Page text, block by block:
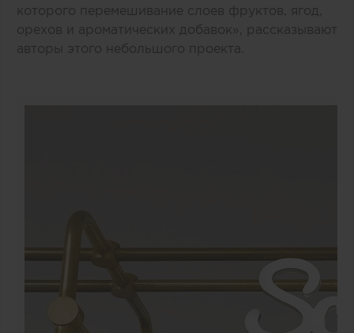
которого перемешивание слоев фруктов, ягод,
орехов и ароматических добавок», рассказывают
авторы этого небольшого проекта.